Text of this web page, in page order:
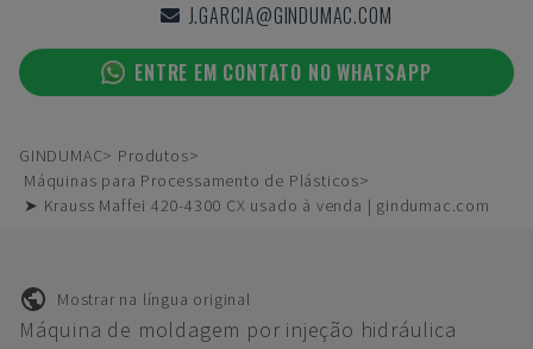
J.GARCIA@GINDUMAC.COM
ENTRE EM CONTATO NO WHATSAPP
GINDUMAC
Produtos
Máquinas para Processamento de Plásticos
➤ Krauss Maffei 420-4300 CX usado à venda | gindumac.com
Mostrar na língua original
Máquina de moldagem por injeção hidráulica